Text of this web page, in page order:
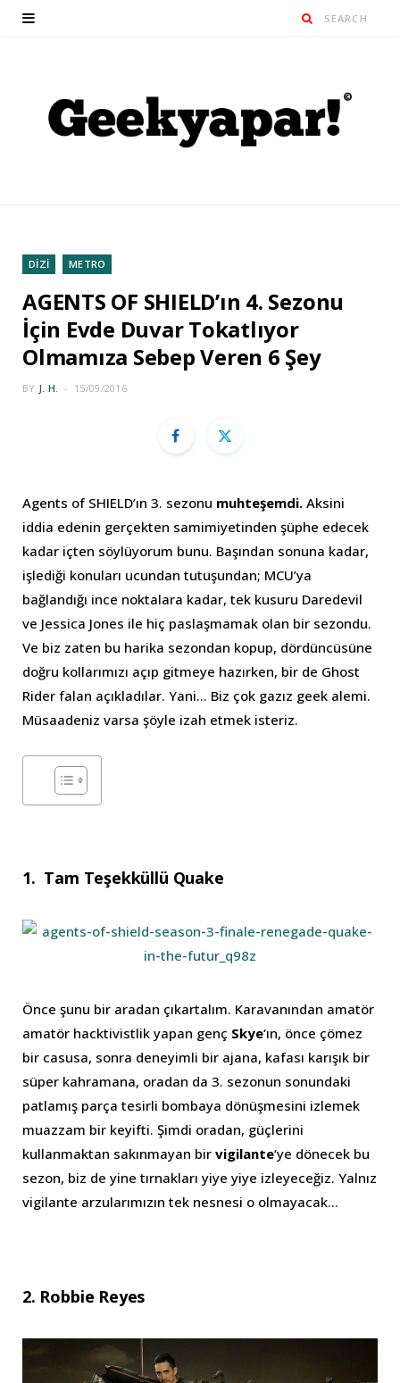
DİZİ METRO
AGENTS OF SHIELD’ın 4. Sezonu
İçin Evde Duvar Tokatlıyor
Olmamıza Sebep Veren 6 Şey
BY J. H. 15/09/2016
Agents of SHIELD’ın 3. sezonu muhteşemdi. Aksini
iddia edenin gerçekten samimiyetinden şüphe edecek
kadar içten söylüyorum bunu. Başından sonuna kadar,
işlediği konuları ucundan tutuşundan; MCU’ya
bağlandığı ince noktalara kadar, tek kusuru Daredevil
ve Jessica Jones ile hiç paslaşmamak olan bir sezondu.
Ve biz zaten bu harika sezondan kopup, dördüncüsüne
doğru kollarımızı açıp gitmeye hazırken, bir de Ghost
Rider falan açıkladılar. Yani… Biz çok gazız geek alemi.
Müsaadeniz varsa şöyle izah etmek isteriz.
1. Tam Teşekküllü Quake
Önce şunu bir aradan çıkartalım. Karavanından amatör
amatör hacktivistlik yapan genç Skye‘ın, önce çömez
bir casusa, sonra deneyimli bir ajana, kafası karışık bir
süper kahramana, oradan da 3. sezonun sonundaki
patlamış parça tesirli bombaya dönüşmesini izlemek
muazzam bir keyifti. Şimdi oradan, güçlerini
kullanmaktan sakınmayan bir vigilante‘ye dönecek bu
sezon, biz de yine tırnakları yiye yiye izleyeceğiz. Yalnız
vigilante arzularımızın tek nesnesi o olmayacak…
2. Robbie Reyes